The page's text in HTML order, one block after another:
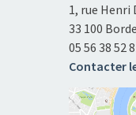
1, rue Henri
33 100
05 56 38 52
Contacter